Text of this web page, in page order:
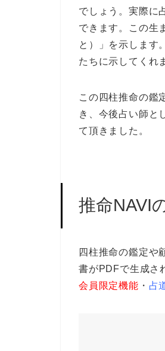
でしょう。実際に
できます。この生
と）」を示します
たちに示してくれ
この四柱推命の鑑
き、今後占い師と
て頂きました。
推命NAVI
四柱推命の鑑定や
書がPDFで生成さ
会員限定機能 ・ 占